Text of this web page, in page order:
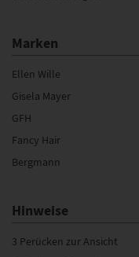
Marken
Ellen Wille
Gisela Mayer
GFH
Fancy Hair
Bergmann
Hinweise
3 Perücken zur Ansicht